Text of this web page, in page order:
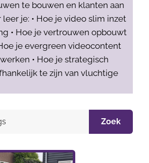
te bouwen en klanten aan
leer je: • Hoe je video slim inzet
• Hoe je vertrouwen opbouwt
je evergreen videocontent
• Hoe je strategisch
te zijn van vluchtige
Zoek